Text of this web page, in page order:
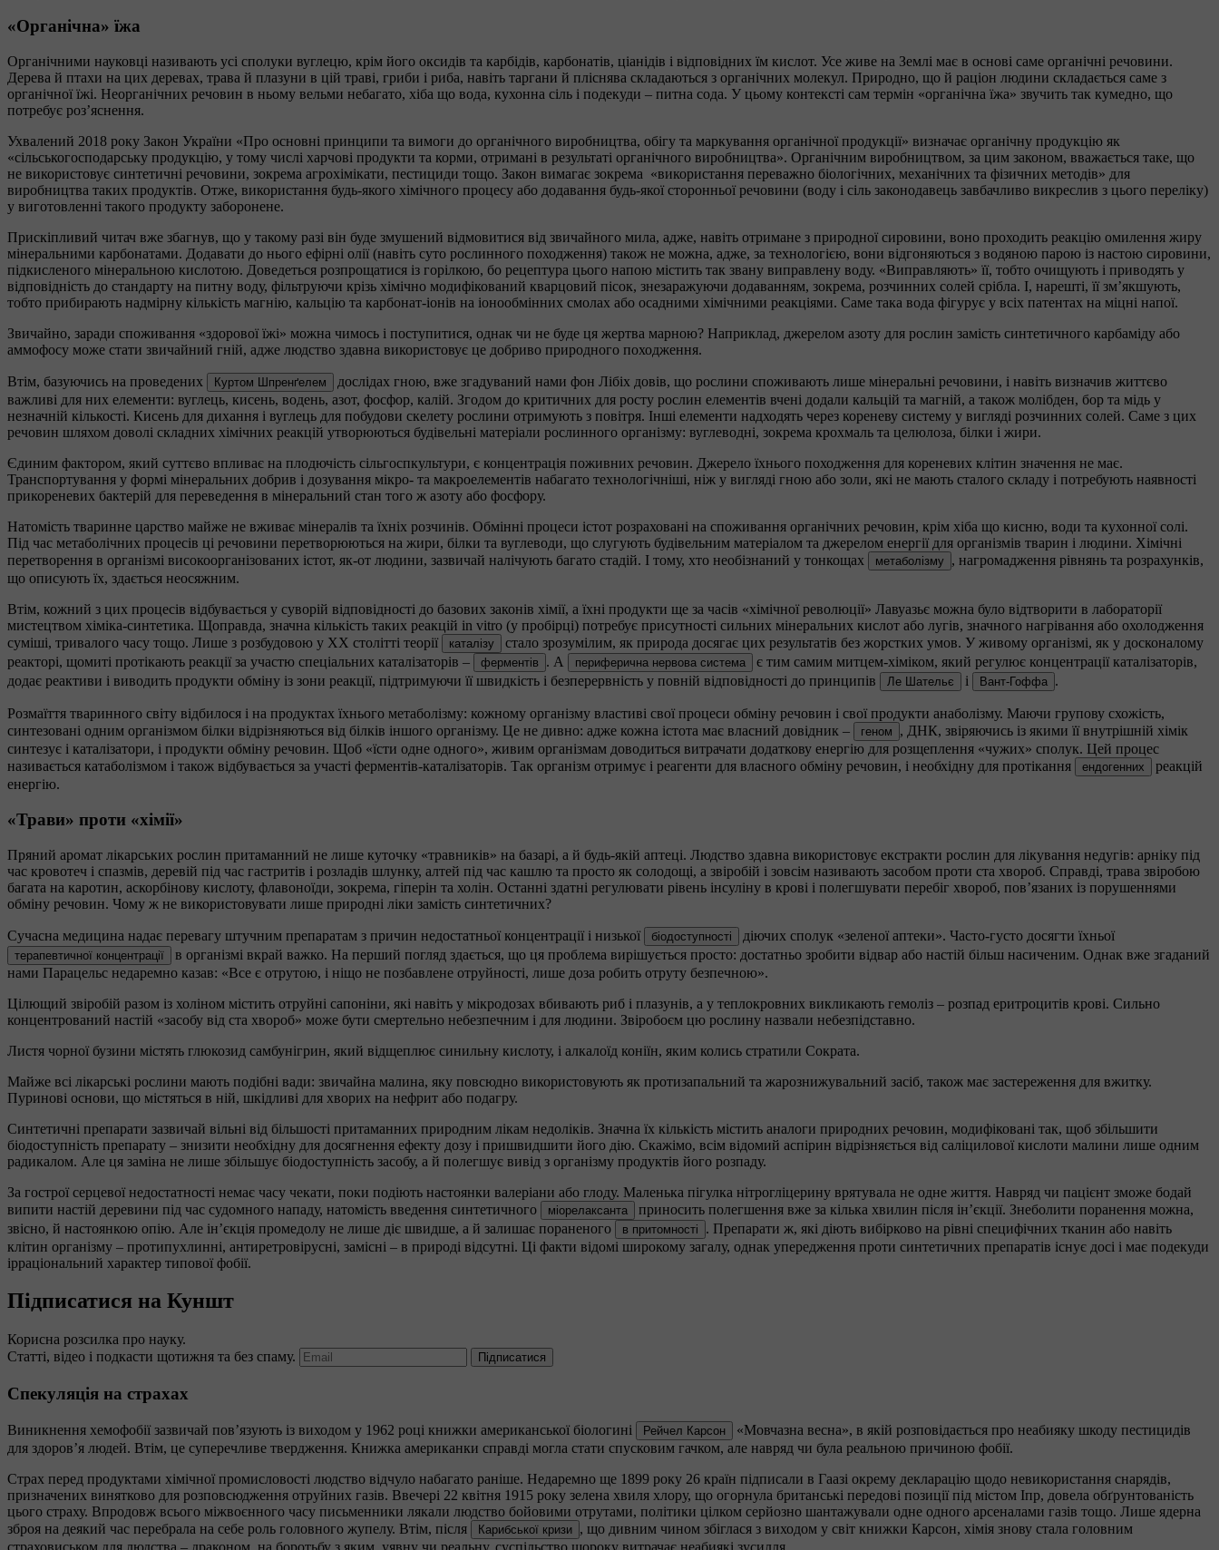
«Органічна» їжа
Органічними науковці називають усі сполуки вуглецю, крім його оксидів та карбідів, карбонатів, ціанідів і відповідних їм кислот. Усе живе на Землі має в основі саме органічні речовини.
Дерева й птахи на цих деревах, трава й плазуни в цій траві, гриби і риба, навіть таргани й пліснява складаються з органічних молекул. Природно, що й раціон людини складається саме з
органічної їжі. Неорганічних речовин в ньому вельми небагато, хіба що вода, кухонна сіль і подекуди – питна сода. У цьому контексті сам термін «органічна їжа» звучить так кумедно, що
потребує роз’яснення.
Ухвалений 2018 року Закон України «Про основні принципи та вимоги до органічного виробництва, обігу та маркування органічної продукції» визначає органічну продукцію як
«сільськогосподарську продукцію, у тому числі харчові продукти та корми, отримані в результаті органічного виробництва». Органічним виробництвом, за цим законом, вважається таке, що
не використовує синтетичні речовини, зокрема агрохімікати, пестициди тощо. Закон вимагає зокрема «використання переважно біологічних, механічних та фізичних методів» для
виробництва таких продуктів. Отже, використання будь-якого хімічного процесу або додавання будь-якої сторонньої речовини (воду і сіль законодавець завбачливо викреслив з цього переліку)
у виготовленні такого продукту заборонене.
Прискіпливий читач вже збагнув, що у такому разі він буде змушений відмовитися від звичайного мила, адже, навіть отримане з природної сировини, воно проходить реакцію омилення жиру
мінеральними карбонатами. Додавати до нього ефірні олії (навіть суто рослинного походження) також не можна, адже, за технологією, вони відгоняються з водяною парою із настою сировини,
підкисленого мінеральною кислотою. Доведеться розпрощатися із горілкою, бо рецептура цього напою містить так звану виправлену воду. «Виправляють» її, тобто очищують і приводять у
відповідність до стандарту на питну воду, фільтруючи крізь хімічно модифікований кварцовий пісок, знезаражуючи додаванням, зокрема, розчинних солей срібла. І, нарешті, її зм’якшують,
тобто прибирають надмірну кількість магнію, кальцію та карбонат-іонів на іонообмінних смолах або осадними хімічними реакціями. Саме така вода фігурує у всіх патентах на міцні напої.
Звичайно, заради споживання «здорової їжі» можна чимось і поступитися, однак чи не буде ця жертва марною? Наприклад, джерелом азоту для рослин замість синтетичного карбаміду або
аммофосу може стати звичайний гній, адже людство здавна використовує це добриво природного походження.
Втім, базуючись на проведених Куртом Шпренґелем
дослідах гною, вже згадуваний нами фон Лібіх довів, що рослини споживають лише мінеральні речовини, і навіть визначив життєво
важливі для них елементи: вуглець, кисень, водень, азот, фосфор, калій. Згодом до критичних для росту рослин елементів вчені додали кальцій та магній, а також молібден, бор та мідь у
незначній кількості. Кисень для дихання і вуглець для побудови скелету рослини отримують з повітря. Інші елементи надходять через кореневу систему у вигляді розчинних солей. Саме з цих
речовин шляхом доволі складних хімічних реакцій утворюються будівельні матеріали рослинного організму: вуглеводні, зокрема крохмаль та целюлоза, білки і жири.
Єдиним фактором, який суттєво впливає на плодючість сільгоспкультури, є концентрація поживних речовин. Джерело їхнього походження для кореневих клітин значення не має.
Транспортування у формі мінеральних добрив і дозування мікро- та макроелементів набагато технологічніші, ніж у вигляді гною або золи, які не мають сталого складу і потребують наявності
прикореневих бактерій для переведення в мінеральний стан того ж азоту або фосфору.
Натомість тваринне царство майже не вживає мінералів та їхніх розчинів. Обмінні процеси істот розраховані на споживання органічних речовин, крім хіба що кисню, води та кухонної солі.
Під час метаболічних процесів ці речовини перетворюються на жири, білки та вуглеводи, що слугують будівельним матеріалом та джерелом енергії для організмів тварин і людини. Хімічні
перетворення в організмі високоорганізованих істот, як-от людини, зазвичай налічують багато стадій. І тому, хто необізнаний у тонкощах
метаболізму
, нагромадження рівнянь та розрахунків,
що описують їх, здається неосяжним.
Втім, кожний з цих процесів відбувається у суворій відповідності до базових законів хімії, а їхні продукти ще за часів «хімічної революції» Лавуазьє можна було відтворити в лабораторії
мистецтвом хіміка-синтетика. Щоправда, значна кількість таких реакцій in vitro (у пробірці) потребує присутності сильних мінеральних кислот або лугів, значного нагрівання або охолодження
суміші, тривалого часу тощо. Лише з розбудовою у ХХ столітті теорії
каталізу
стало зрозумілим, як природа досягає цих результатів без жорстких умов. У живому організмі, як у досконалому
реакторі, щомиті протікають реакції за участю спеціальних каталізаторів –
ферментів . А периферична нервова система
є тим самим митцем-хіміком, який регулює концентрації каталізаторів,
додає реактиви і виводить продукти обміну із зони реакції, підтримуючи її швидкість і безперервність у повній відповідності до принципів
Ле Шательє і Вант-Гоффа .
Розмаїття тваринного світу відбилося і на продуктах їхнього метаболізму: кожному організму властиві свої процеси обміну речовин і свої продукти анаболізму. Маючи групову схожість,
синтезовані одним організмом білки відрізняються від білків іншого організму. Це не дивно: адже кожна істота має власний довідник –
геном
, ДНК, звіряючись із якими її внутрішній хімік
синтезує і каталізатори, і продукти обміну речовин. Щоб «їсти одне одного», живим організмам доводиться витрачати додаткову енергію для розщеплення «чужих» сполук. Цей процес
називається катаболізмом і також відбувається за участі ферментів-каталізаторів. Так організм отримує і реагенти для власного обміну речовин, і необхідну для протікання
ендогенних
реакцій
енергію.
«Трави» проти «хімії»
Пряний аромат лікарських рослин притаманний не лише куточку «травників» на базарі, а й будь-якій аптеці. Людство здавна використовує екстракти рослин для лікування недугів: арніку під
час кровотеч і спазмів, деревій під час гастритів і розладів шлунку, алтей під час кашлю та просто як солодощі, а звіробій і зовсім називають засобом проти ста хвороб. Справді, трава звіробою
багата на каротин, аскорбінову кислоту, флавоноїди, зокрема, гіперін та холін. Останні здатні регулювати рівень інсуліну в крові і полегшувати перебіг хвороб, пов’язаних із порушеннями
обміну речовин. Чому ж не використовувати лише природні ліки замість синтетичних?
Сучасна медицина надає перевагу штучним препаратам з причин недостатньої концентрації і низької біодоступності діючих сполук «зеленої аптеки». Часто-густо досягти їхньої
терапевтичної концентрації
в організмі вкрай важко. На перший погляд здається, що ця проблема вирішується просто: достатньо зробити відвар або настій більш насиченим. Однак вже згаданий
нами Парацельс недаремно казав: «Все є отрутою, і ніщо не позбавлене отруйності, лише доза робить отруту безпечною».
Цілющий звіробій разом із холіном містить отруйні сапоніни, які навіть у мікродозах вбивають риб і плазунів, а у теплокровних викликають гемоліз – розпад еритроцитів крові. Сильно
концентрований настій «засобу від ста хвороб» може бути смертельно небезпечним і для людини. Звіробоєм цю рослину назвали небезпідставно.
Листя чорної бузини містять глюкозид самбунігрин, який відщеплює синильну кислоту, і алкалоїд коніїн, яким колись стратили Сократа.
Майже всі лікарські рослини мають подібні вади: звичайна малина, яку повсюдно використовують як протизапальний та жарознижувальний засіб, також має застереження для вжитку.
Пуринові основи, що містяться в ній, шкідливі для хворих на нефрит або подагру.
Синтетичні препарати зазвичай вільні від більшості притаманних природним лікам недоліків. Значна їх кількість містить аналоги природних речовин, модифіковані так, щоб збільшити
біодоступність препарату – знизити необхідну для досягнення ефекту дозу і пришвидшити його дію. Скажімо, всім відомий аспірин відрізняється від саліцилової кислоти малини лише одним
радикалом. Але ця заміна не лише збільшує біодоступність засобу, а й полегшує вивід з організму продуктів його розпаду.
За гострої серцевої недостатності немає часу чекати, поки подіють настоянки валеріани або глоду. Маленька пігулка нітрогліцерину врятувала не одне життя. Навряд чи пацієнт зможе бодай
випити настій деревини під час судомного нападу, натомість введення синтетичного
міорелаксанта
приносить полегшення вже за кілька хвилин після ін’єкції. Знеболити поранення можна,
звісно, й настоянкою опію. Але ін’єкція промедолу не лише діє швидше, а й залишає пораненого
в притомності
. Препарати ж, які діють вибірково на рівні специфічних тканин або навіть
клітин організму – протипухлинні, антиретровірусні, замісні – в природі відсутні. Ці факти відомі широкому загалу, однак упередження проти синтетичних препаратів існує досі і має подекуди
ірраціональний характер типової фобії.
Підписатися на Куншт
Корисна розсилка про науку.
Статті, відео і подкасти щотижня та без спаму.
Підписатися
Спекуляція на страхах
Виникнення хемофобії зазвичай пов’язують із виходом у 1962 році книжки американської біологині Рейчел Карсон
«Мовчазна весна», в якій розповідається про неабияку шкоду пестицидів
для здоров’я людей. Втім, це суперечливе твердження. Книжка американки справді могла стати спусковим гачком, але навряд чи була реальною причиною фобії.
Страх перед продуктами хімічної промисловості людство відчуло набагато раніше. Недаремно ще 1899 року 26 країн підписали в Гаазі окрему декларацію щодо невикористання снарядів,
призначених винятково для розповсюдження отруйних газів. Ввечері 22 квітня 1915 року зелена хвиля хлору, що огорнула британські передові позиції під містом Іпр, довела обґрунтованість
цього страху. Впродовж всього міжвоєнного часу письменники лякали людство бойовими отрутами, політики цілком серйозно шантажували одне одного арсеналами газів тощо. Лише ядерна
зброя на деякий час перебрала на себе роль головного жупелу. Втім, після
Карибської кризи , що дивним чином збіглася з виходом у світ книжки Карсон, хімія знову стала головним
страховиськом для людства – драконом, на боротьбу з яким, уявну чи реальну, суспільство щороку витрачає неабиякі зусилля.